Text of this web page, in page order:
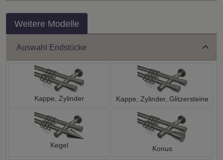
Weitere Modelle
Auswahl Endstücke
Kappe, Zylinder Kappe, Zylinder, Glitzersteine
Kegel Konus